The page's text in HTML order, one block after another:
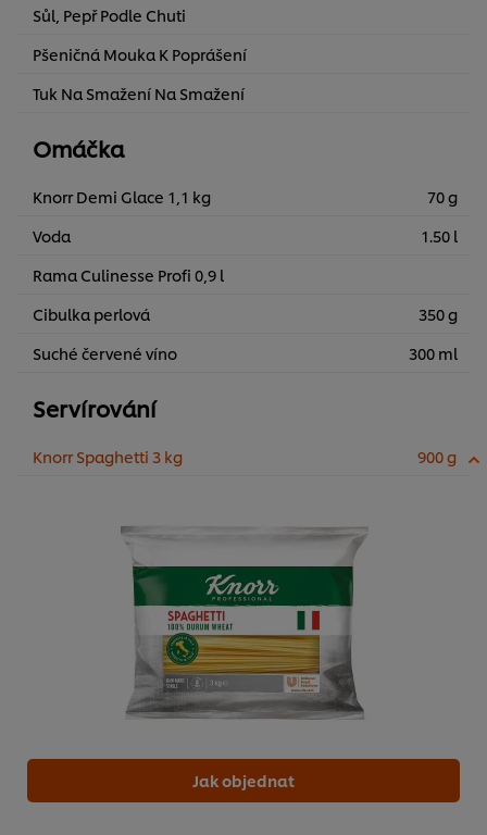
Sůl, Pepř Podle Chuti
Pšeničná Mouka K Poprášení
Tuk Na Smažení Na Smažení
Omáčka
Knorr Demi Glace 1,1 kg
70 g
Voda
1.50 l
Rama Culinesse Profi 0,9 l
Cibulka perlová
350 g
Suché červené víno
300 ml
Servírování
Knorr Spaghetti 3 kg 900 g
Jak objednat